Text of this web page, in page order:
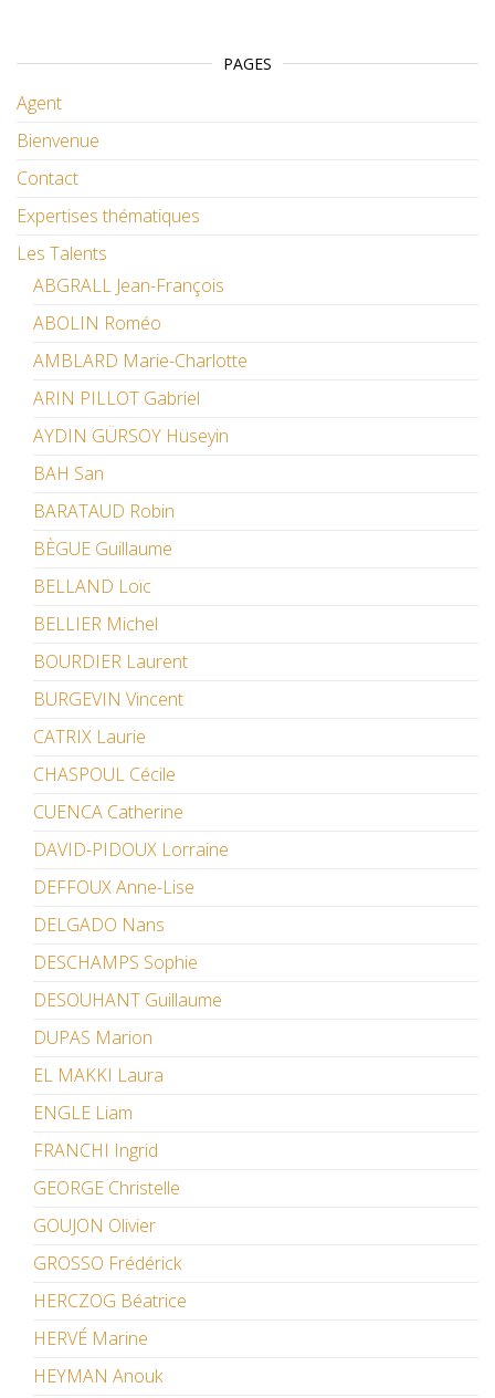
PAGES
Agent
Bienvenue
Contact
Expertises thématiques
Les Talents
ABGRALL Jean-François
ABOLIN Roméo
AMBLARD Marie-Charlotte
ARIN PILLOT Gabriel
AYDIN GÜRSOY Hüseyin
BAH San
BARATAUD Robin
BÈGUE Guillaume
BELLAND Loïc
BELLIER Michel
BOURDIER Laurent
BURGEVIN Vincent
CATRIX Laurie
CHASPOUL Cécile
CUENCA Catherine
DAVID-PIDOUX Lorraine
DEFFOUX Anne-Lise
DELGADO Nans
DESCHAMPS Sophie
DESOUHANT Guillaume
DUPAS Marion
EL MAKKI Laura
ENGLE Liam
FRANCHI Ingrid
GEORGE Christelle
GOUJON Olivier
GROSSO Frédérick
HERCZOG Béatrice
HERVÉ Marine
HEYMAN Anouk